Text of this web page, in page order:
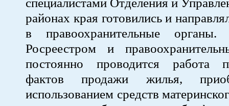
районах края готовились и
в правоохранительные
Росреестром и
постоянно проводится работа
фактов продажи жилья,
использованием средств